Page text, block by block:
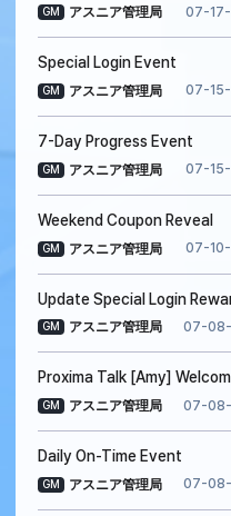
GM アスニア管理局 07-
Special Login Event
GM アスニア管理局 07-
7-Day Progress Event
GM アスニア管理局 07-
Weekend Coupon Reveal
GM アスニア管理局 07-
Update Special Login
GM アスニア管理局 07-
Proxima Talk [Amy]
GM アスニア管理局 07-
Daily On-Time Event
GM アスニア管理局 07-